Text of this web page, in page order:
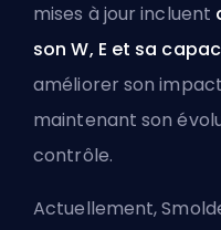
mises à jour incluent
son W, E et sa
améliorer son
maintenant son
contrôle.
Actuellement,